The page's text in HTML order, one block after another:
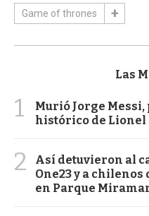
Game of thrones
Las
1
Murió Jorge
histórico de Lionel
2
Así detuvieron al
One23 y a
en Parque